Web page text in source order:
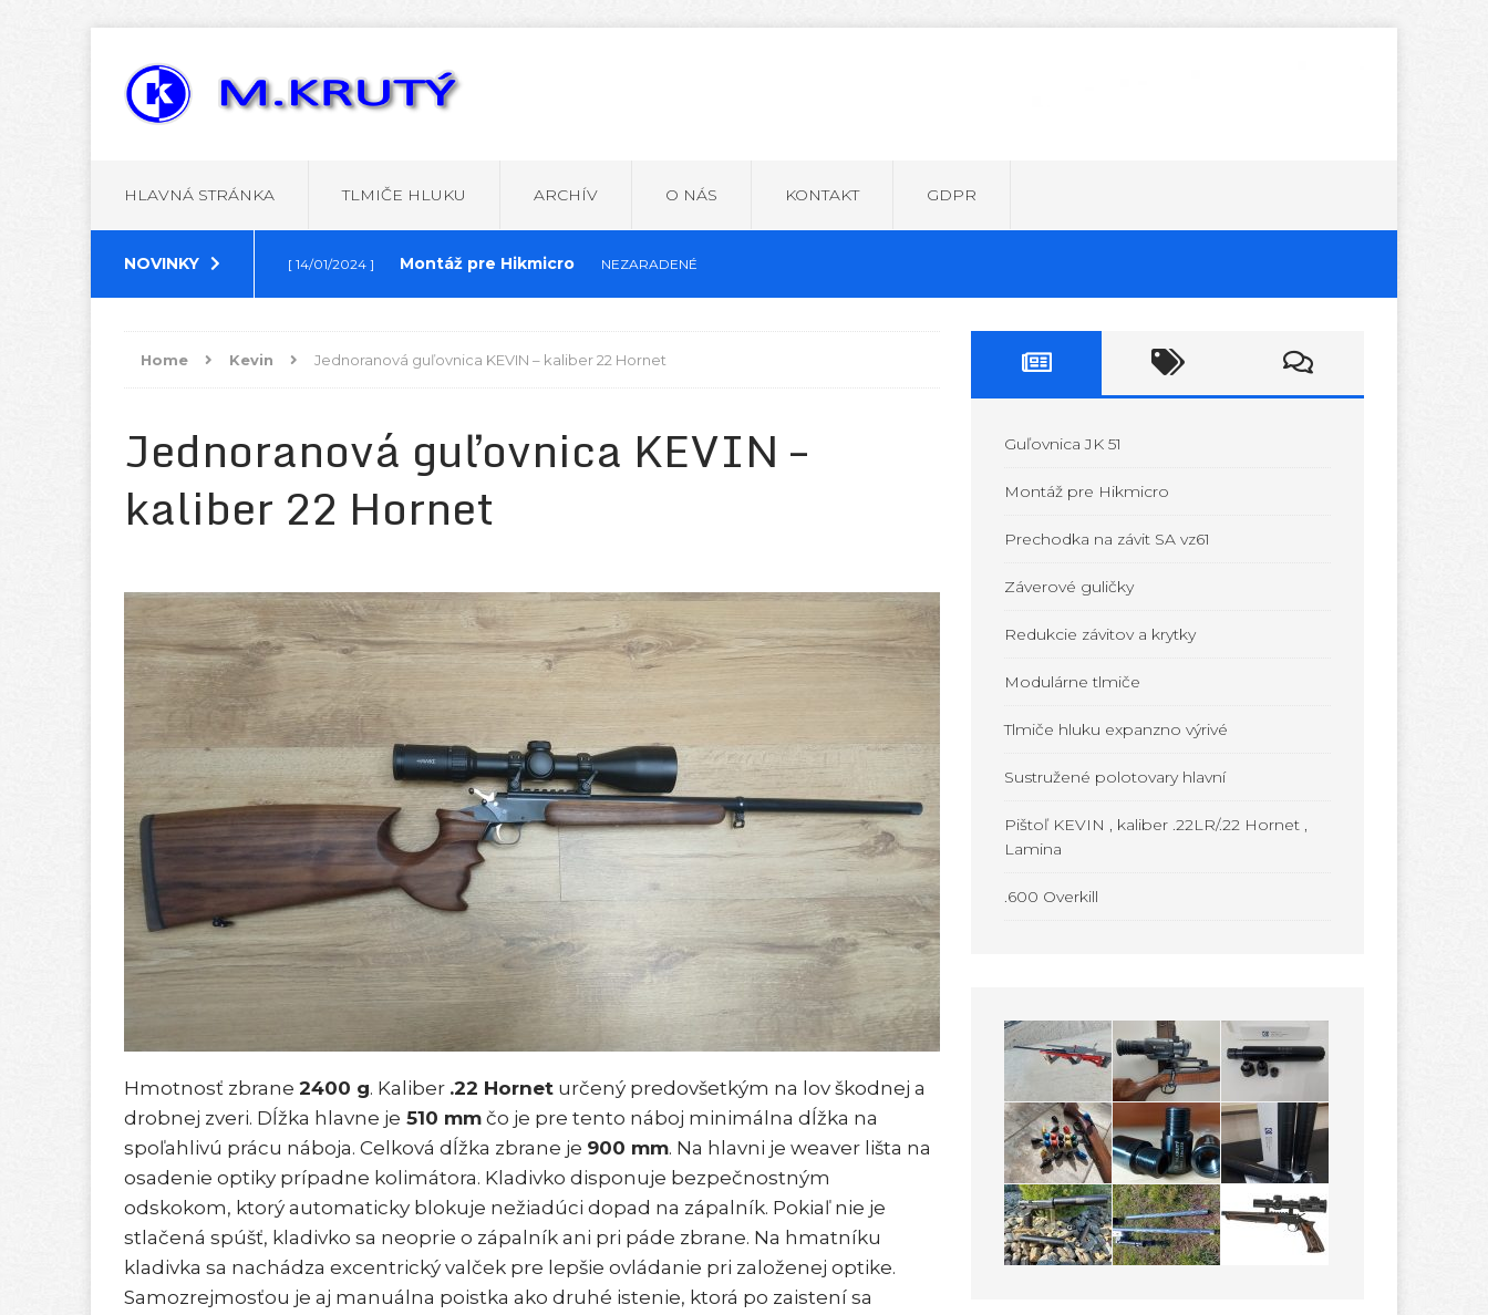
HLAVNÁ STRÁNKA TLMIČE HLUKU ARCHÍV O NÁS KONTAKT GDPR
NOVINKY [ 14/01/2024 ] Montáž pre Hikmicro NEZARADENÉ
[ 14/01/2024 ] Prechodka na závit SA vz61 TLMIČE HLUKU
[ 24/04/2023 ] Redukcie závitov a krytky TLMIČE HLUKU
Home Kevin Jednoranová guľovnica KEVIN – kaliber 22 Hornet
Jednoranová guľovnica KEVIN –
kaliber 22 Hornet
Hmotnosť zbrane 2400 g. Kaliber .22 Hornet určený predovšetkým na lov škodnej a
drobnej zveri. Dĺžka hlavne je 510 mm čo je pre tento náboj minimálna dĺžka na
spoľahlivú prácu náboja. Celková dĺžka zbrane je 900 mm. Na hlavni je weaver lišta na
osadenie optiky prípadne kolimátora. Kladivko disponuje bezpečnostným
odskokom, ktorý automaticky blokuje nežiadúci dopad na zápalník. Pokiaľ nie je
stlačená spúšť, kladivko sa neoprie o zápalník ani pri páde zbrane. Na hmatníku
kladivka sa nachádza excentrický valček pre lepšie ovládanie pri založenej optike.
Samozrejmosťou je aj manuálna poistka ako druhé istenie, ktorá po zaistení sa
Guľovnica JK 51
Montáž pre Hikmicro
Prechodka na závit SA vz61
Záverové guličky
Redukcie závitov a krytky
Modulárne tlmiče
Tlmiče hluku expanzno výrivé
Sustružené polotovary hlavní
Pištoľ KEVIN , kaliber .22LR/.22 Hornet ,
Lamina
.600 Overkill